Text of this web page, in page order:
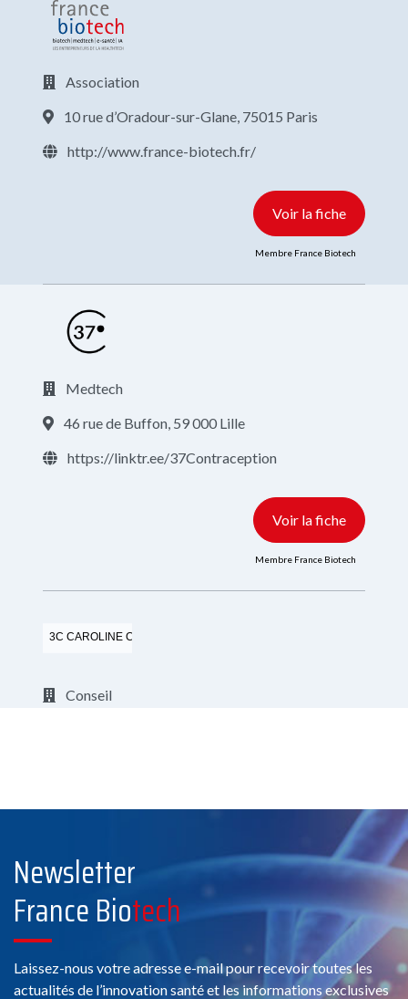
Association
10 rue d’Oradour-sur-Glane, 75015 Paris
http://www.france-biotech.fr/
Voir la fiche
Membre France Biotech
Medtech
46 rue de Buffon, 59 000 Lille
https://linktr.ee/37Contraception
Voir la fiche
Membre France Biotech
3C CAROLINE COACH CONSEIL
Conseil
Membre France Biotech
Conseil
Newsletter
France Biotech
Laissez-nous votre adresse e-mail pour recevoir toutes les
actualités de l’innovation santé et les informations exclusives